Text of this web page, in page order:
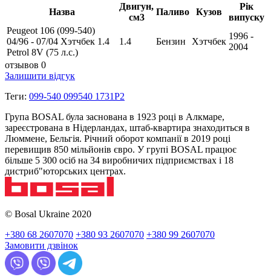
Назва
Двигун,
см3
Паливо Кузов
Рік
випуску
Peugeot 106 (099-540)
04/96 - 07/04 Хэтчбек 1.4
Petrol 8V (75 л.с.)
1.4 Бензин Хэтчбек
1996 -
2004
отзывов 0
Залишити відгук
Теги: 099-540 099540 1731P2
Група BOSAL була заснована в 1923 році в Алкмаре,
зареєстрована в Нідерландах, штаб-квартира знаходиться в
Люммене, Бельгія. Річний оборот компанії в 2019 році
перевищив 850 мільйонів євро. У групі BOSAL працює
більше 5 300 осіб на 34 виробничих підприємствах і 18
дистриб"юторських центрах.
© Bosal Ukraine 2020
+380 68 2607070 +380 93 2607070 +380 99 2607070
Замовити дзвінок